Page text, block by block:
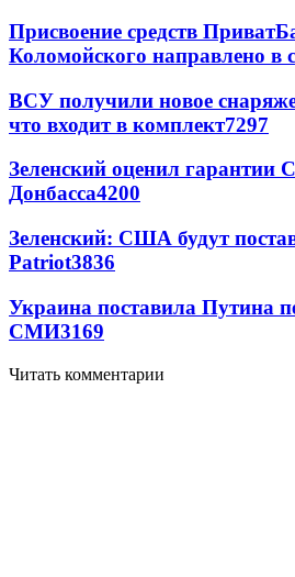
Присвоение средств
Коломойского направлено в
ВСУ получили новое
что входит в комплект7297
Зеленский оценил гарантии
Донбасса4200
Зеленский: США будут
Patriot3836
Украина поставила Путина
СМИ3169
Читать комментарии